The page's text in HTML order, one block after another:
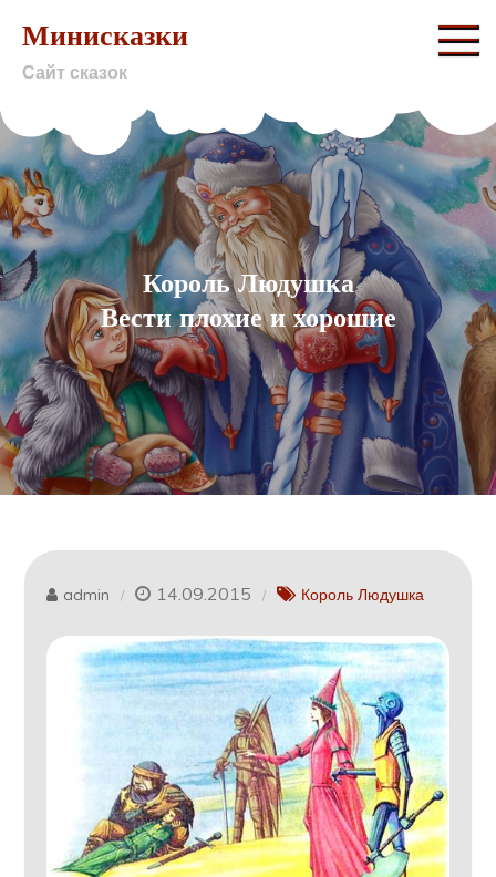
content
Минисказки
Сайт сказок
Король Людушка
Вести плохие и хорошие
admin 14.09.2015 Король Людушка